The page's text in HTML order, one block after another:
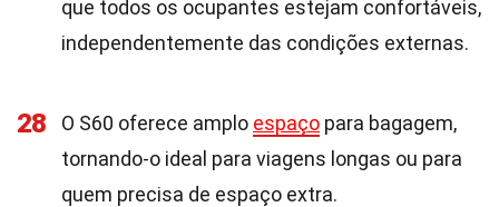
que todos os ocupantes estejam confortáveis,
independentemente das condições externas.
28 O S60 oferece amplo espaço para bagagem,
tornando-o ideal para viagens longas ou para
quem precisa de espaço extra.